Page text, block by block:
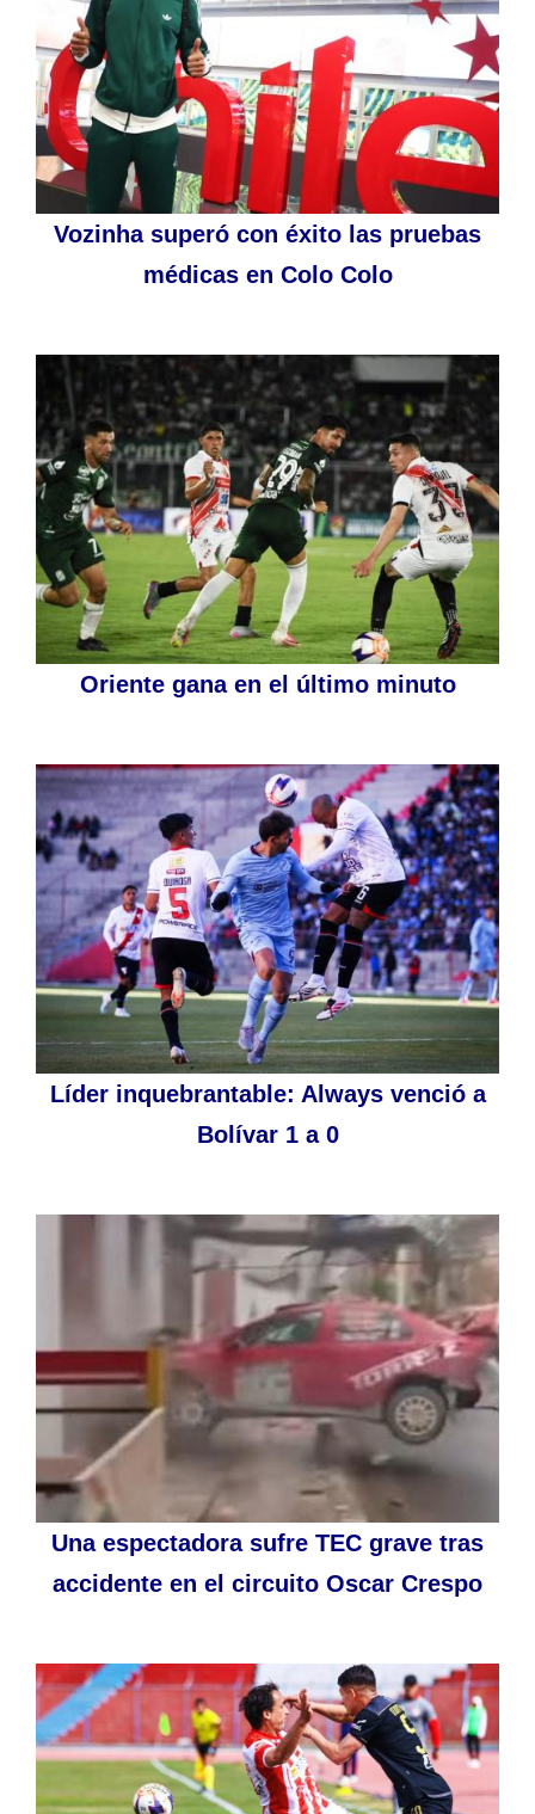
Vozinha superó con éxito las pruebas
médicas en Colo Colo
Oriente gana en el último minuto
Líder inquebrantable: Always venció a
Bolívar 1 a 0
Una espectadora sufre TEC grave tras
accidente en el circuito Oscar Crespo